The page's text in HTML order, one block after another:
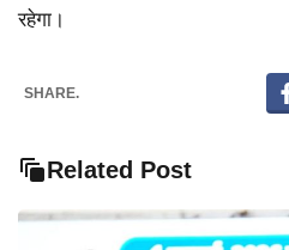
रहेगा।
SHARE.
Related Post